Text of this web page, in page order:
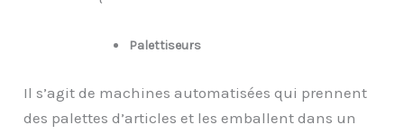
Palettiseurs
Il s’agit de machines automatisées qui prennent
des palettes d’articles et les emballent dans un